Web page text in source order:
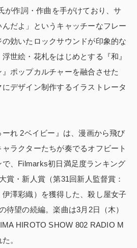
が作詞・作曲を手がけており、サ
だよ」というキャッチーなフレー
効いたロックサウンドが印象的な
世絵・花札をはじめとする『和』
ポップカルチャーを融合させた
にデザイン制作するイラストレータ
れ 2ベイビー』は、漫画から飛び
ラクターたちが奏でるオフビート
、Filmarks初日満足度ランキング
賞・新人賞（第31回新人監督賞：
澤彩織）を獲得した、殺し屋女子
待望の続編。楽曲は3月2日（木）
HIROTO SHOW 802 RADIO M
。